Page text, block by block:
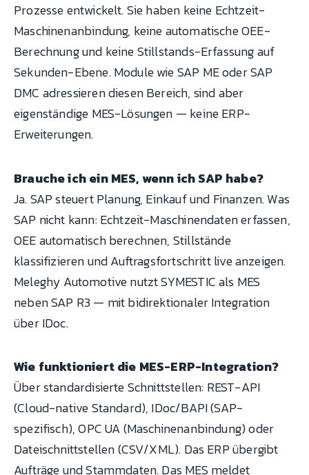
Prozesse entwickelt. Sie haben keine Echtzeit-
Maschinenanbindung, keine automatische OEE-
Berechnung und keine Stillstands-Erfassung auf
Sekunden-Ebene. Module wie SAP ME oder SAP
DMC adressieren diesen Bereich, sind aber
eigenständige MES-Lösungen — keine ERP-
Erweiterungen.
Brauche ich ein MES, wenn ich SAP habe?
Ja. SAP steuert Planung, Einkauf und Finanzen. Was
SAP nicht kann: Echtzeit-Maschinendaten erfassen,
OEE automatisch berechnen, Stillstände
klassifizieren und Auftragsfortschritt live anzeigen.
Meleghy Automotive nutzt SYMESTIC als MES
neben SAP R3 — mit bidirektionaler Integration
über IDoc.
Wie funktioniert die MES-ERP-Integration?
Über standardisierte Schnittstellen: REST-API
(Cloud-native Standard), IDoc/BAPI (SAP-
spezifisch), OPC UA (Maschinenanbindung) oder
Dateischnittstellen (CSV/XML). Das ERP übergibt
Aufträge und Stammdaten. Das MES meldet